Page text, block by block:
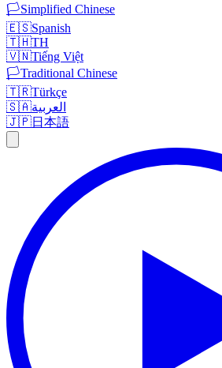
🏳️Simplified Chinese
🇪🇸Spanish
🇹🇭TH
🇻🇳Tiếng Việt
🏳️Traditional Chinese
🇹🇷Türkçe
🇸🇦العربية
🇯🇵日本語